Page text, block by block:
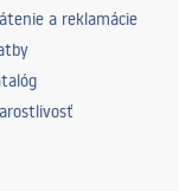
a reklamácie